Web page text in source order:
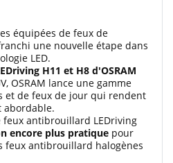
équipées de feux de
une nouvelle étape dans
LED.
H11 et H8 d'OSRAM
OSRAM lance une gamme
et de feux de jour qui rendent
abordable.
antibrouillard LEDriving
encore plus pratique pour
feux antibrouillard halogènes